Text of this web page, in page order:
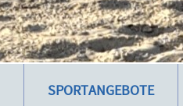
SPORTANGEBOTE